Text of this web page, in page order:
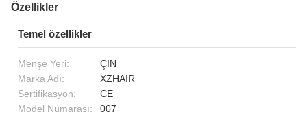
Özellikler
Temel özellikler
Menşe Yeri:
ÇIN
Marka Adı:
XZHAIR
Sertifikasyon:
CE
Model Numarası:
007